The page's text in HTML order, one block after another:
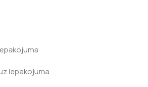
iepakojuma